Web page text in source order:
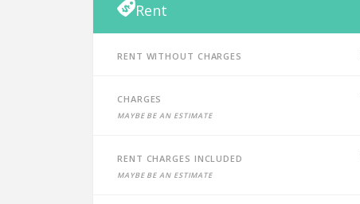
Rent
Rent without charges
Charges
Maybe be an estimate
Rent charges included
Maybe be an estimate